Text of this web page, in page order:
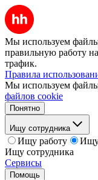
Мы используем
правильную работу
трафик.
Правила
Мы используем
файлов cookie
Понятно
Ищу сотрудника
Ищу работу
Ищу
Ищу сотрудника
Сервисы
Помощь